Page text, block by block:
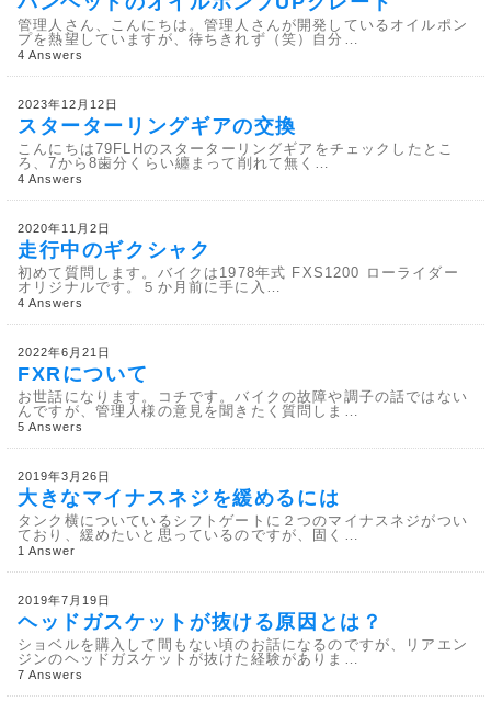
管理人さん、こんにちは。管理人さんが開発しているオイルポン
プを熱望していますが、待ちきれず（笑）自分…
4 Answers
2023年12月12日
スターターリングギアの交換
こんにちは79FLHのスターターリングギアをチェックしたとこ
ろ、7から8歯分くらい纏まって削れて無く…
4 Answers
2020年11月2日
走行中のギクシャク
初めて質問します。バイクは1978年式 FXS1200 ローライダー
オリジナルです。５か月前に手に入…
4 Answers
2022年6月21日
FXRについて
お世話になります。コチです。バイクの故障や調子の話ではない
んですが、管理人様の意見を聞きたく質問しま…
5 Answers
2019年3月26日
大きなマイナスネジを緩めるには
タンク横についているシフトゲートに２つのマイナスネジがつい
ており、緩めたいと思っているのですが、固く…
1 Answer
2019年7月19日
ヘッドガスケットが抜ける原因とは？
ショベルを購入して間もない頃のお話になるのですが、リアエン
ジンのヘッドガスケットが抜けた経験がありま…
7 Answers